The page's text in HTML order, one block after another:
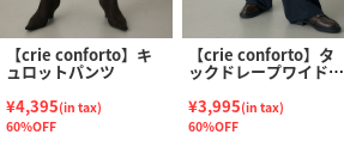
【crie conforto】キ
ュロットパンツ
¥4,395(in tax)
60%OFF
【crie conforto】タ
ックドレープワイドパ
ンツ
¥3,995(in tax)
60%OFF